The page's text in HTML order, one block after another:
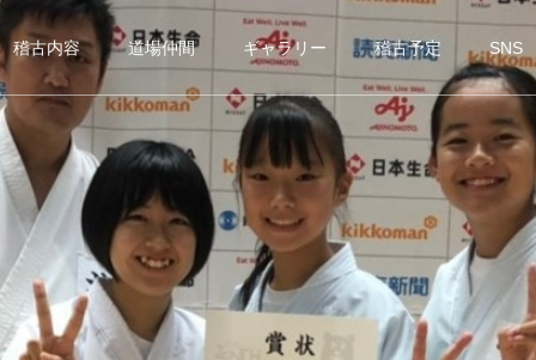
稽古内容 道場仲間 ギャラリー 稽古予定 SNS